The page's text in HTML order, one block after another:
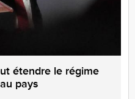
étendre le régime
pays